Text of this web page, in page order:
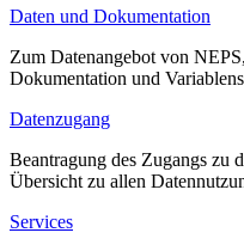
Daten und Dokumentation
Zum Datenangebot von
Dokumentation und
Datenzugang
Beantragung des Zugangs zu
Übersicht zu allen
Services